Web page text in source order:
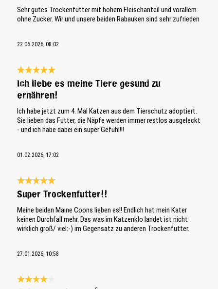
Sehr gutes Trockenfutter mit hohem Fleischanteil und vorallem
ohne Zucker. Wir und unsere beiden Rabauken sind sehr zufrieden
22.06.2026, 08:02
Bewertung mit 5 von 5 Sternen
Ich liebe es meine Tiere gesund zu
ernähren!
Ich habe jetzt zum 4. Mal Katzen aus dem Tierschutz adoptiert.
Sie lieben das Futter, die Näpfe werden immer restlos ausgeleckt
- und ich habe dabei ein super Gefühl!!!
01.02.2026, 17:02
Bewertung mit 5 von 5 Sternen
Super Trockenfutter!!
Meine beiden Maine Coons lieben es!! Endlich hat mein Kater
keinen Durchfall mehr. Das was im Katzenklo landet ist nicht
wirklich groß/ viel:-) im Gegensatz zu anderen Trockenfutter.
27.01.2026, 10:58